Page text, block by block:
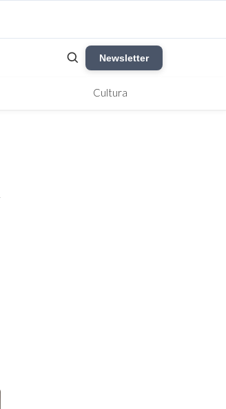
Newsletter
Cultura